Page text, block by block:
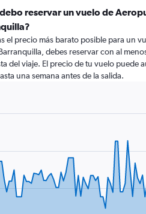
reservar un vuelo de
el precio más barato posible para un
debes reservar con al
del viaje. El precio de tu vuelo puede
una semana antes de la salida.